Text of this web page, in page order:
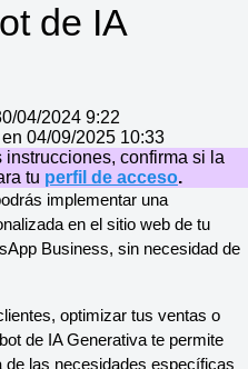
de IA
04/2024 9:22
04/09/2025 10:33
confirma si la
tu perfil de acceso.
implementar una
en el sitio web de tu
Business, sin necesidad de
optimizar tus ventas o
de IA Generativa te permite
las necesidades específicas